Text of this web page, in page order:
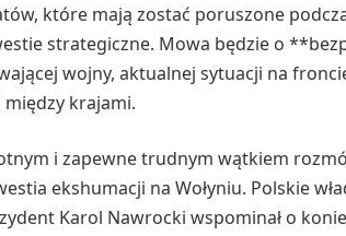
które mają zostać poruszone
strategiczne. Mowa będzie o
wojny, aktualnej sytuacji na
krajami.
i zapewne trudnym wątkiem
ekshumacji na Wołyniu. Polskie
Karol Nawrocki wspominał o